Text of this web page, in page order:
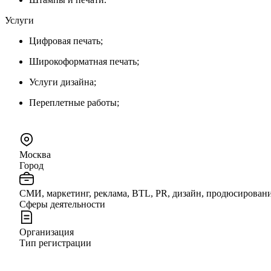
Услуги
Цифровая печать;
Широкоформатная печать;
Услуги дизайна;
Переплетные работы;
Москва
Город
СМИ, маркетинг, реклама, BTL, PR, дизайн,
Сферы деятельности
Организация
Тип регистрации